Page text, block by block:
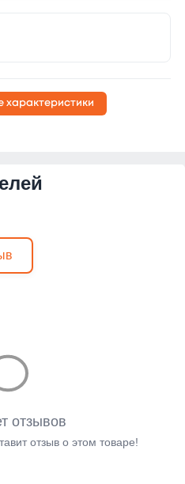
характеристики
отзывов
отзыв о этом товаре!